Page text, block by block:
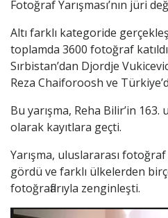
Fotoğraf Yarışması’nın jüri
Altı farklı kategoride
toplamda 3600 fotoğraf
Sırbistan’dan Djordje
Reza Chaiforoosh ve
Bu yarışma, Reha Bilir’in
olarak kayıtlara geçti.
Yarışma, uluslararası
gördü ve farklı ülkelerden
fotoğraflarıyla zenginleşti.